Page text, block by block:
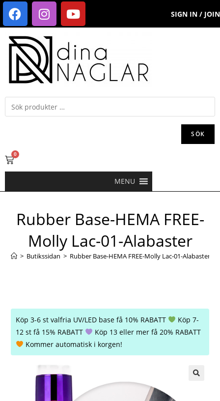
SIGN IN / JOIN
SÖK
0
MENU
Rubber Base-HEMA FREE-
Molly Lac-01-Alabaster
> Butikssidan > Rubber Base-HEMA FREE-Molly Lac-01-Alabaster
Köp 3-6 st valfria UV/LED base få 10% RABATT
Köp 7-
12 st få 15% RABATT
Köp 13 eller mer få 20% RABATT
Kommer automatisk i korgen!